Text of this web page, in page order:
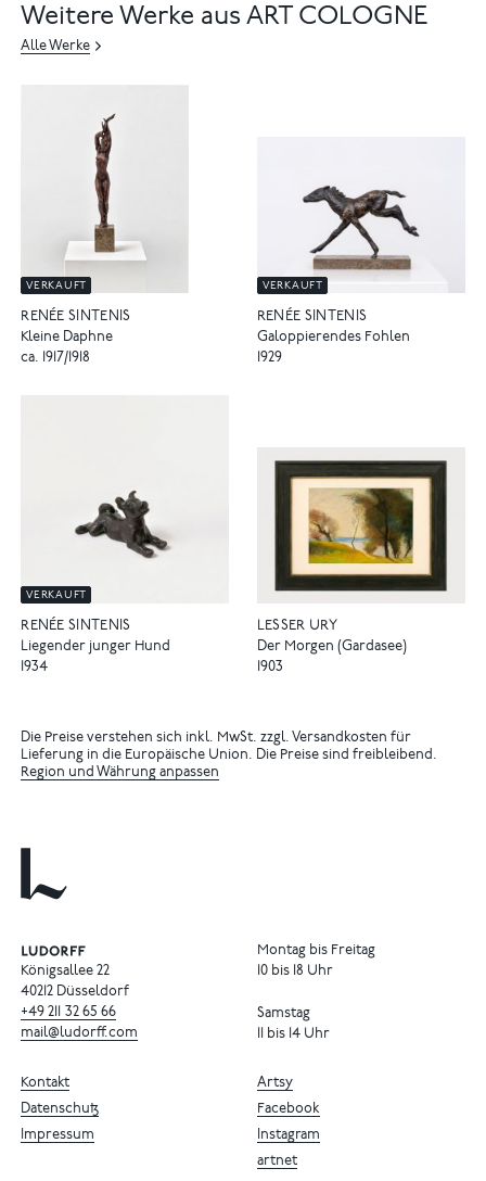
Weitere Werke aus ART COLOGNE
Alle Werke
VERKAUFT
RENÉE SINTENIS
Kleine Daphne
ca. 1917/1918
VERKAUFT
RENÉE SINTENIS
Galoppierendes Fohlen
1929
VERKAUFT
RENÉE SINTENIS
Liegender junger Hund
1934
LESSER URY
Der Morgen (Gardasee)
1903
Die Preise verstehen sich inkl. MwSt. zzgl. Versandkosten für
Lieferung in die Europäische Union. Die Preise sind freibleibend.
Region und Währung anpassen
Königsallee 22
40212 Düsseldorf
+49 211 32 65 66
mail@ludorff.com
Montag bis Freitag
10 bis 18 Uhr
Samstag
11 bis 14 Uhr
Artsy
Facebook
Instagram
artnet
Kontakt
Datenschutz
Impressum